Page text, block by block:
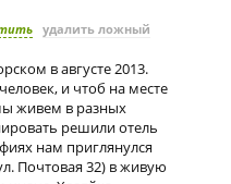
удалить ложный
в августе 2013.
и чтоб на месте
живем в разных
решили отель
нам приглянулся
Почтовая 32) в живую